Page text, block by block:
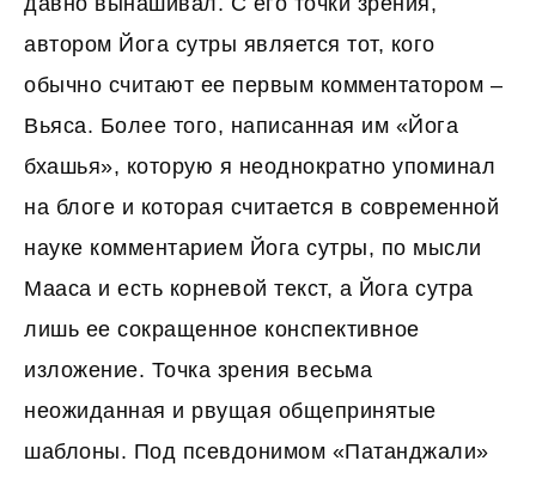
автором Йога сутры является тот, кого
обычно считают ее первым комментатором –
Вьяса. Более того, написанная им «Йога
бхашья», которую я неоднократно упоминал
на блоге и которая считается в современной
науке комментарием Йога сутры, по мысли
Мааса и есть корневой текст, а Йога сутра
лишь ее сокращенное конспективное
изложение. Точка зрения весьма
неожиданная и рвущая общепринятые
шаблоны. Под псевдонимом «Патанджали»